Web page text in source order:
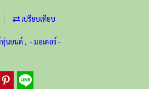
เปรียบเทียบ
นยนต์ , - มอเตอร์ -